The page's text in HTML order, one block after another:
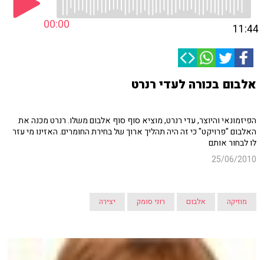
00:00 11:44
אלבום בכורה לעדי רנרט
הפיזמונאי והיוצר, עדי רנרט, מוציא סוף סוף אלבום משלו. רנרט מכנה את
האלבום "פרויקט" כי זה היה תהליך ארוך של בחירת החומרים. האזינו מי עזר
לו לבחור אותם
25/06/2010
מוזיקה אלבום רוני סומק יצירה